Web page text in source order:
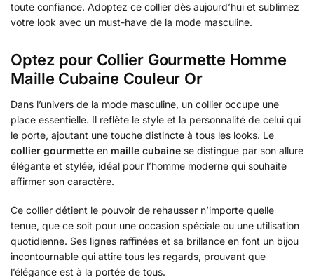
toute confiance. Adoptez ce collier dès aujourd’hui et sublimez
votre look avec un must-have de la mode masculine.
Optez pour Collier Gourmette Homme
Maille Cubaine Couleur Or
Dans l’univers de la mode masculine, un collier occupe une
place essentielle. Il reflète le style et la personnalité de celui qui
le porte, ajoutant une touche distincte à tous les looks. Le
collier gourmette en maille cubaine se distingue par son allure
élégante et stylée, idéal pour l’homme moderne qui souhaite
affirmer son caractère.
Ce collier détient le pouvoir de rehausser n’importe quelle
tenue, que ce soit pour une occasion spéciale ou une utilisation
quotidienne. Ses lignes raffinées et sa brillance en font un bijou
incontournable qui attire tous les regards, prouvant que
l’élégance est à la portée de tous.